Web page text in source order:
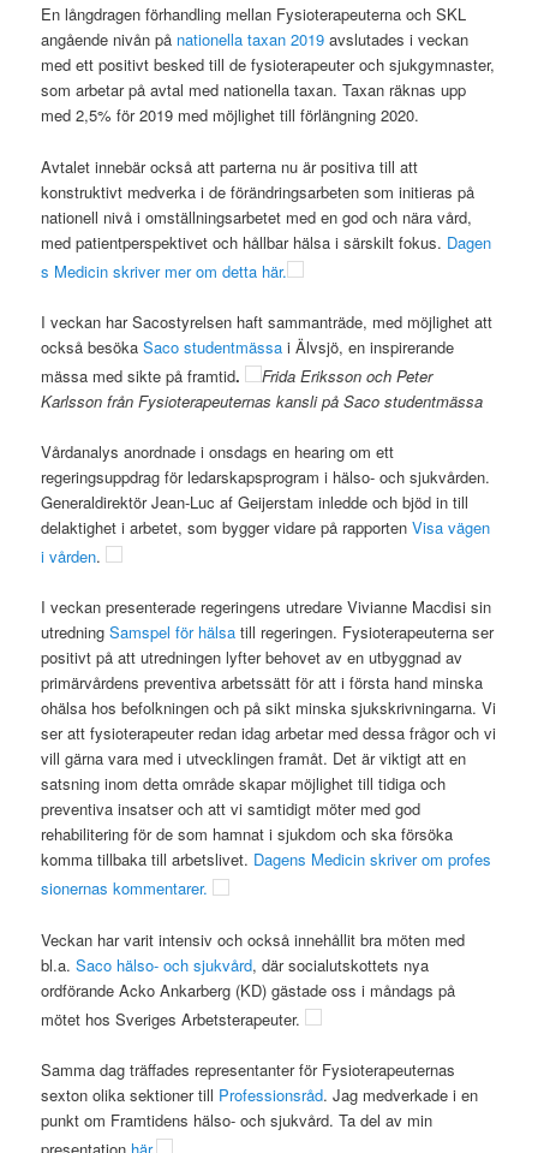
En långdragen förhandling mellan Fysioterapeuterna och SKL
angående nivån på nationella taxan 2019 avslutades i veckan
med ett positivt besked till de fysioterapeuter och sjukgymnaster,
som arbetar på avtal med nationella taxan. Taxan räknas upp
med 2,5% för 2019 med möjlighet till förlängning 2020.
Avtalet innebär också att parterna nu är positiva till att
konstruktivt medverka i de förändringsarbeten som initieras på
nationell nivå i omställningsarbetet med en god och nära vård,
med patientperspektivet och hållbar hälsa i särskilt fokus. Dagen
s Medicin skriver mer om detta här.
I veckan har Sacostyrelsen haft sammanträde, med möjlighet att
också besökaSaco studentmässa i Älvsjö, en inspirerande
mässa med sikte på framtid.
Frida Eriksson och Peter
Karlsson från Fysioterapeuternas kansli på Saco studentmässa
Vårdanalys anordnade i onsdags en hearing om ett
regeringsuppdrag för ledarskapsprogram i hälso- och sjukvården.
Generaldirektör Jean-Luc af Geijerstam inledde och bjöd in till
delaktighet i arbetet, som bygger vidare på rapportenVisa vägen
i vården.
I veckan presenterade regeringens utredare Vivianne Macdisi sin
utredningSamspel för hälsa till regeringen. Fysioterapeuterna ser
positivt på att utredningen lyfter behovet av en utbyggnad av
primärvårdens preventiva arbetssätt för att i första hand minska
ohälsa hos befolkningen och på sikt minska sjukskrivningarna. Vi
ser att fysioterapeuter redan idag arbetar med dessa frågor och vi
vill gärna vara med i utvecklingen framåt. Det är viktigt att en
satsning inom detta område skapar möjlighet till tidiga och
preventiva insatser och att vi samtidigt möter med god
rehabilitering för de som hamnat i sjukdom och ska försöka
komma tillbaka till arbetslivet. Dagens Medicin skriver om profes
sionernas kommentarer.
Veckan har varit intensiv och också innehållit bra möten med
bl.a.Saco hälso- och sjukvård, där socialutskottets nya
ordförande Acko Ankarberg (KD) gästade oss i måndags på
mötet hos Sveriges Arbetsterapeuter.
Samma dag träffades representanter för Fysioterapeuternas
sexton olika sektioner till Professionsråd. Jag medverkade i en
punkt om Framtidens hälso- och sjukvård. Ta del av min